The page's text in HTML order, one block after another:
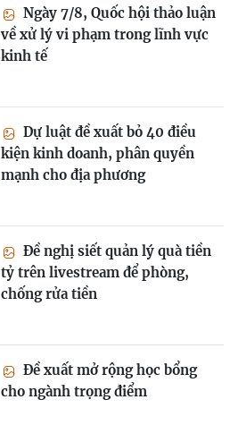
Ngày 7/8, Quốc hội thảo luận
về xử lý vi phạm trong lĩnh vực
kinh tế
Dự luật đề xuất bỏ 40 điều
kiện kinh doanh, phân quyền
mạnh cho địa phương
Đề nghị siết quản lý quà tiền
tỷ trên livestream để phòng,
chống rửa tiền
Đề xuất mở rộng học bổng
cho ngành trọng điểm